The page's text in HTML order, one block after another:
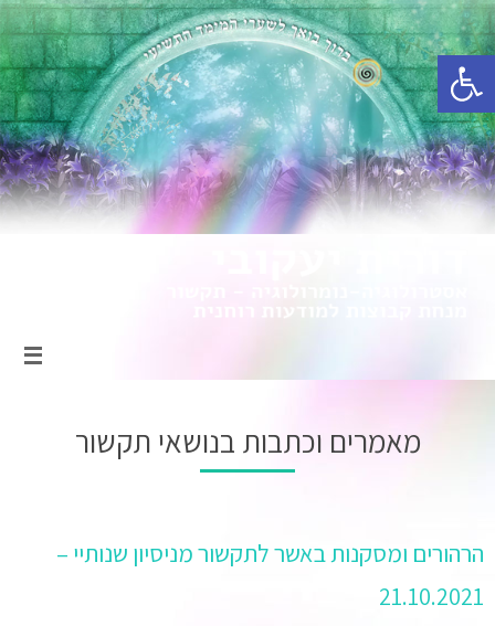
פתח סרגל נגישות
מאמרים וכתבות בנושאי תקשור
הרהורים ומסקנות באשר לתקשור מניסיון שנותיי –
21.10.2021